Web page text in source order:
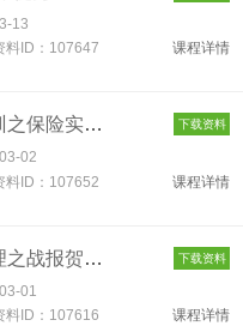
13
料ID：107647 课程详情
【保险经营】寿险培训之保险实务 107652 下载资料
02
料ID：107652 课程详情
【保险经营】经营管理之战报贺报 107616 下载资料
01
料ID：107616 课程详情